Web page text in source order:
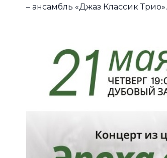
– ансамбль «Джаз Классик Трио».